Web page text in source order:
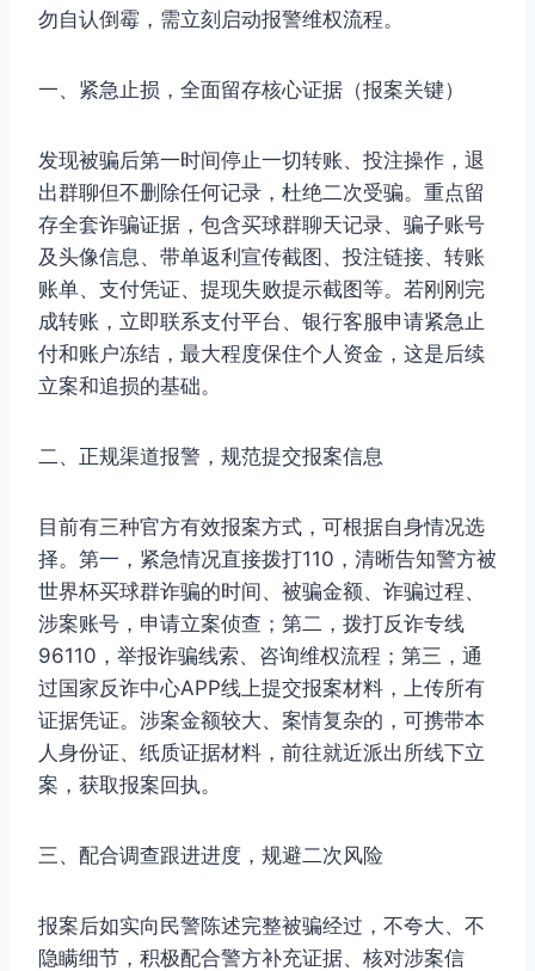
勿自认倒霉，需立刻启动报警维权流程。
一、紧急止损，全面留存核心证据（报案关键）
发现被骗后第一时间停止一切转账、投注操作，退
出群聊但不删除任何记录，杜绝二次受骗。重点留
存全套诈骗证据，包含买球群聊天记录、骗子账号
及头像信息、带单返利宣传截图、投注链接、转账
账单、支付凭证、提现失败提示截图等。若刚刚完
成转账，立即联系支付平台、银行客服申请紧急止
付和账户冻结，最大程度保住个人资金，这是后续
立案和追损的基础。
二、正规渠道报警，规范提交报案信息
目前有三种官方有效报案方式，可根据自身情况选
择。第一，紧急情况直接拨打110，清晰告知警方被
世界杯买球群诈骗的时间、被骗金额、诈骗过程、
涉案账号，申请立案侦查；第二，拨打反诈专线
96110，举报诈骗线索、咨询维权流程；第三，通
过国家反诈中心APP线上提交报案材料，上传所有
证据凭证。涉案金额较大、案情复杂的，可携带本
人身份证、纸质证据材料，前往就近派出所线下立
案，获取报案回执。
三、配合调查跟进进度，规避二次风险
报案后如实向民警陈述完整被骗经过，不夸大、不
隐瞒细节，积极配合警方补充证据、核对涉案信